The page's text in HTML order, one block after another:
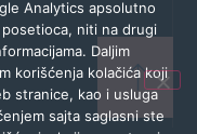
Analytics apsolutno
niti na drugi
Daljim
korišćenja kolačića koji
stranice, kao i usluga
sajta saglasni ste